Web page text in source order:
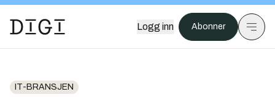
Logg inn Abonner
IT-BRANSJEN